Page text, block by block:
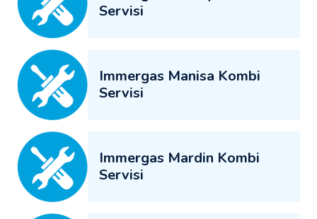
Servisi
Immergas Manisa Kombi
Servisi
Immergas Mardin Kombi
Servisi